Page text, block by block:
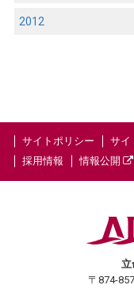
2012
サイトポリシー サイ
採用情報
情報公開
立
〒874-